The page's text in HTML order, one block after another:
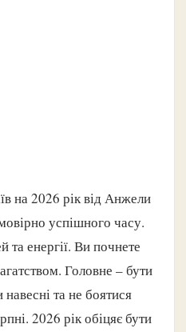
на 2026 рік від Анжели
успішного часу.
та енергії. Ви почнете
Головне – бути
та не боятися
2026 рік обіцяє бути